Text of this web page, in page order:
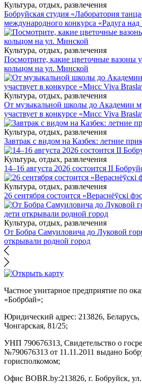
Культура, отдых, развлечения
Бобруйская студия «Лаборатория
международного конкурса «Радуга
Культура, отдых, развлечения
Посмотрите, какие цветочные вазоны
кольцом на ул. Минской
Культура, отдых, развлечения
От музыкальной школы до Академии
участвует в конкурсе «Мисс Viva
Культура, отдых, развлечения
Завтрак с видом на Казбек: летние
Культура, отдых, развлечения
14–16 августа 2026 состоится II
Культура, отдых, развлечения
26 сентября состоится «Вераснёўскі
Культура, отдых, развлечения
От Бобра Самуиловича до Луковой
открывали родной город
Частное унитарное предприятие по
«Бобрбай»;
Юридический адрес: 213826, Беларусь,
Чонгарская, 81/25;
УНП 790676313, Свидетельство о
№790676313 от 11.11.2011 выдано
горисполкомом;
Офис BOBR.by:213826, г. Бобруйск,